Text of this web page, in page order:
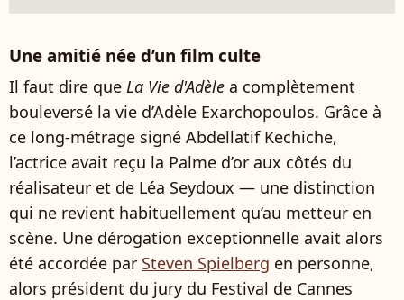
Une amitié née d’un film culte
Il faut dire que La Vie d'Adèle a complètement
bouleversé la vie d’Adèle Exarchopoulos. Grâce à
ce long-métrage signé Abdellatif Kechiche,
l’actrice avait reçu la Palme d’or aux côtés du
réalisateur et de Léa Seydoux — une distinction
qui ne revient habituellement qu’au metteur en
scène. Une dérogation exceptionnelle avait alors
été accordée par Steven Spielberg en personne,
alors président du jury du Festival de Cannes